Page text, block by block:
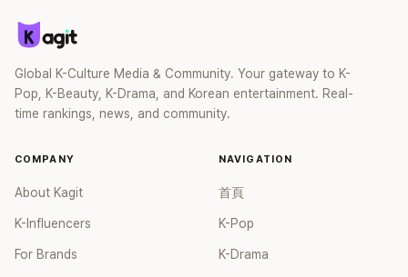
Global K-Culture Media & Community. Your gateway to K-
Pop, K-Beauty, K-Drama, and Korean entertainment. Real-
time rankings, news, and community.
COMPANY
About Kagit
K-Influencers
For Brands
NAVIGATION
首頁
K-Pop
K-Drama